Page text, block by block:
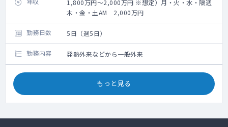
1,800万円～2,000万円 ※想定）月・火・水・隔週
木・金・土AM 2,000万円
勤務日数 5日（週5日）
勤務内容 発熱外来などから一般外来
もっと見る